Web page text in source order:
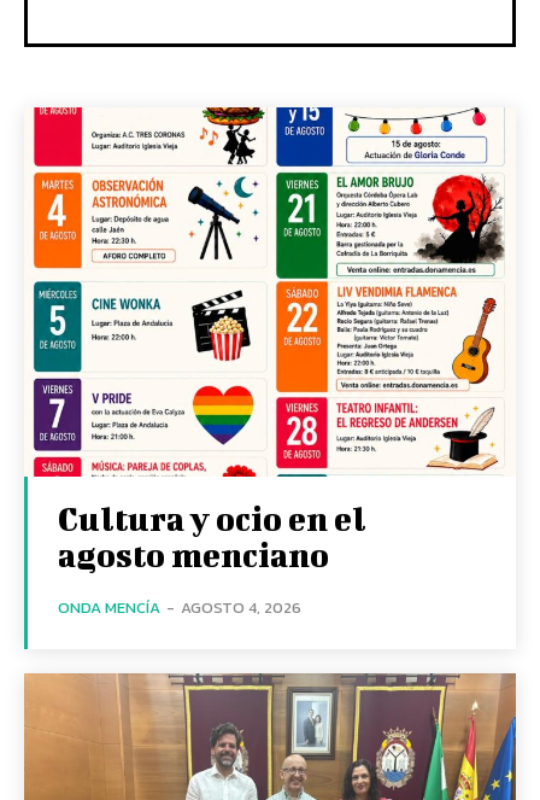
Cultura y ocio en el
agosto menciano
ONDA MENCÍA - AGOSTO 4, 2026